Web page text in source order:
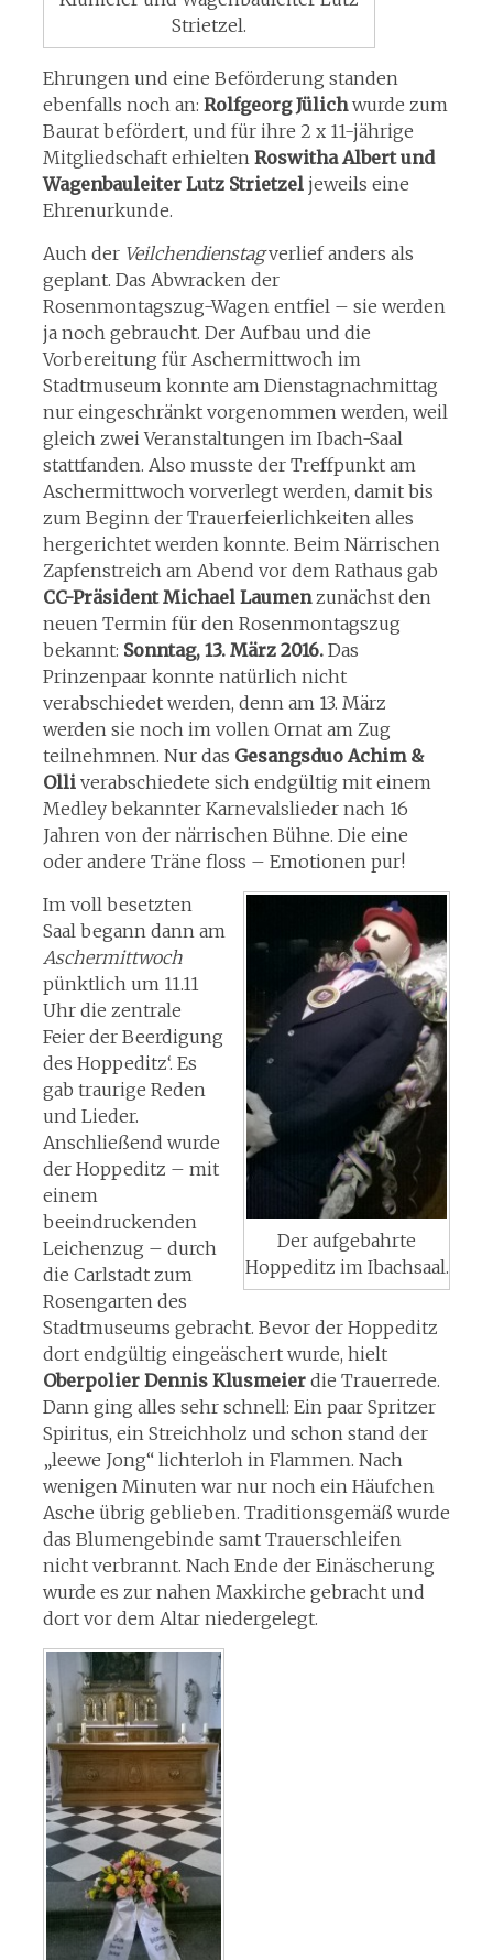
Strietzel.
Ehrungen und eine Beförderung standen
ebenfalls noch an: Rolfgeorg Jülichwurde zum
Baurat befördert, und für ihre 2 x 11-jährige
Mitgliedschaft erhielten Roswitha Albert und
Wagenbauleiter Lutz Strietzeljeweils eine
Ehrenurkunde.
Auch der Veilchendienstagverlief anders als
geplant. Das Abwracken der
Rosenmontagszug-Wagen entfiel – sie werden
ja noch gebraucht. Der Aufbau und die
Vorbereitung für Aschermittwoch im
Stadtmuseum konnte am Dienstagnachmittag
nur eingeschränkt vorgenommen werden, weil
gleich zwei Veranstaltungen im Ibach-Saal
stattfanden. Also musste der Treffpunkt am
Aschermittwoch vorverlegt werden, damit bis
zum Beginn der Trauerfeierlichkeiten alles
hergerichtet werden konnte. Beim Närrischen
Zapfenstreich am Abend vor dem Rathaus gab
CC-Präsident Michael Laumenzunächst den
neuen Termin für den Rosenmontagszug
bekannt: Sonntag, 13. März 2016.Das
Prinzenpaar konnte natürlich nicht
verabschiedet werden, denn am 13. März
werden sie noch im vollen Ornat am Zug
teilnehmnen. Nur das Gesangsduo Achim &
Olliverabschiedete sich endgültig mit einem
Medley bekannter Karnevalslieder nach 16
Jahren von der närrischen Bühne. Die eine
oder andere Träne floss – Emotionen pur!
Der aufgebahrte
Hoppeditz im Ibachsaal.
Im voll besetzten
Saal begann dann am
Aschermittwoch
pünktlich um 11.11
Uhr die zentrale
Feier der Beerdigung
des Hoppeditz‘. Es
gab traurige Reden
und Lieder.
Anschließend wurde
der Hoppeditz – mit
einem
beeindruckenden
Leichenzug – durch
die Carlstadt zum
Rosengarten des
Stadtmuseums gebracht. Bevor der Hoppeditz
dort endgültig eingeäschert wurde, hielt
Oberpolier Dennis Klusmeierdie Trauerrede.
Dann ging alles sehr schnell: Ein paar Spritzer
Spiritus, ein Streichholz und schon stand der
„leewe Jong“ lichterloh in Flammen. Nach
wenigen Minuten war nur noch ein Häufchen
Asche übrig geblieben. Traditionsgemäß wurde
das Blumengebinde samt Trauerschleifen
nicht verbrannt. Nach Ende der Einäscherung
wurde es zur nahen Maxkirche gebracht und
dort vor dem Altar niedergelegt.